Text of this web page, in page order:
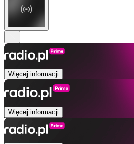
Więcej informacji
Więcej informacji